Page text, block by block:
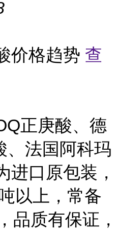
价格趋势 查
正庚酸、德
、法国阿科玛
进口原包装，
以上，常备
品质有保证，